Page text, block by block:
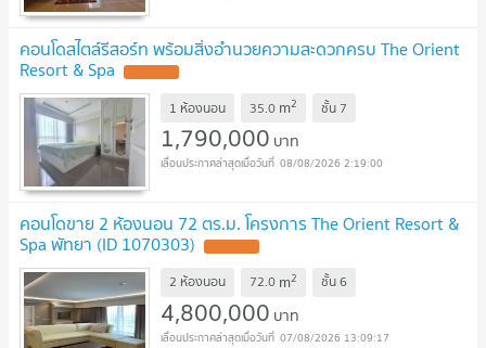
คอนโดสไตล์รีสอร์ท พร้อมสิ่งอำนวยความสะดวกครบ The Orient
Resort & Spa
1 ห้องนอน 35.0 m2 ชั้น 7
1,790,000 บาท
08/08/2026 2:19:00
คอนโดขาย 2 ห้องนอน 72 ตร.ม. โครงการ The Orient Resort &
Spa พัทยา (ID 1070303)
2 ห้องนอน 72.0 m2 ชั้น6
4,800,000 บาท
07/08/2026 13:09:17